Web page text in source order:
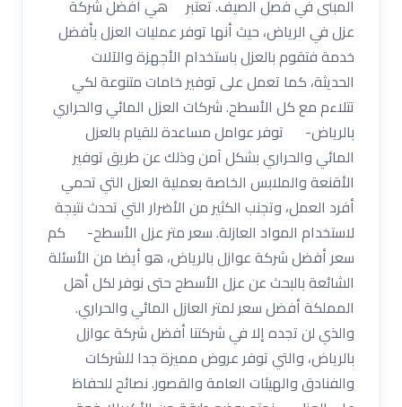
المبنى في فصل الصيف. تعتبر هي أفضل شركة
عزل في الرياض، حيث أنها توفر عمليات العزل بأفضل
خدمة فتقوم بالعزل باستخدام الأجهزة والآلات
الحديثة، كما تعمل على توفير خامات متنوعة لكي
تتلاءم مع كل الأسطح. شركات العزل المائي والحراري
بالرياض- توفر عوامل مساعدة للقيام بالعزل
المائي والحراري بشكل آمن وذلك عن طريق توفير
الأقنعة والملابس الخاصة بعملية العزل التي تحمي
أفرد العمل، وتجنب الكثير من الأضرار التي تحدث نتيجة
لاستخدام المواد العازلة. سعر متر عزل الأسطح- كم
سعر أفضل شركة عوازل بالرياض، هو أيضا من الأسئلة
الشائعة بالبحث عن عزل الأسطح حتى نوفر لكل أهل
المملكة أفضل سعر لمتر العازل المائي والحراري.
والذي لن تجده إلا في شركتنا أفضل شركة عوازل
بالرياض، والتي توفر عروض مميزة جدا للشركات
والفنادق والهيئات العامة والقصور. نصائح للحفاظ